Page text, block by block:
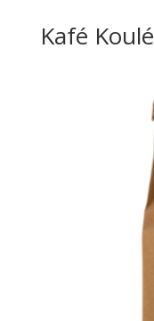
Kafé Koulé